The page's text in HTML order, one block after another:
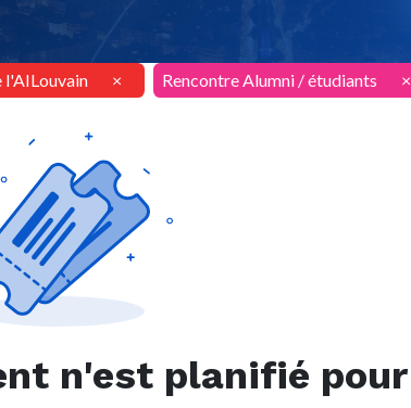
l'AILouvain × Rencontre Alumni / étudiants ×
n'est planifié pour